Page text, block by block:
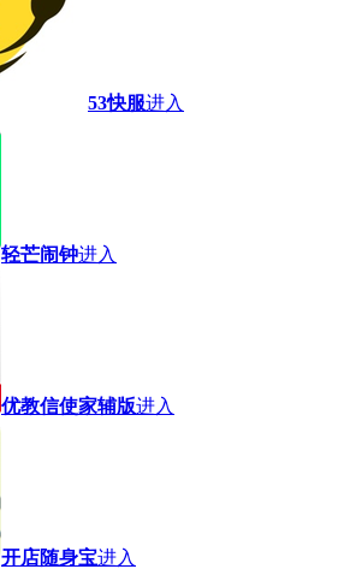
53快服进入
轻芒闹钟进入
优教信使家辅版进入
开店随身宝进入